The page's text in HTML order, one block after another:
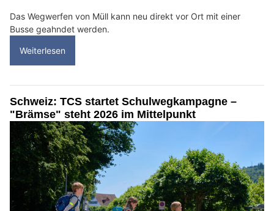
Das Wegwerfen von Müll kann neu direkt vor Ort mit einer
Busse geahndet werden.
Weiterlesen
Schweiz: TCS startet Schulwegkampagne –
"Brämse" steht 2026 im Mittelpunkt